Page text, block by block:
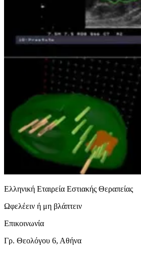
Ελληνική Εταιρεία Εστιακής Θεραπείας
Ωφελέειν ή μη βλάπτειν
Επικοινωνία
Γρ. Θεολόγου 6, Αθήνα